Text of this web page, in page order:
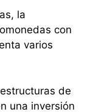
la
con
varios
de
una inversión